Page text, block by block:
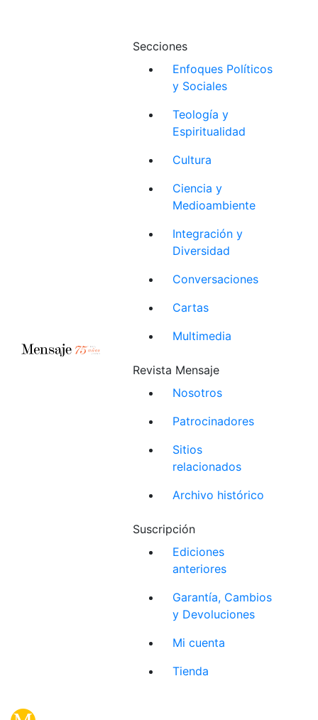
Secciones
Enfoques Políticos
y Sociales
Teología y
Espiritualidad
Cultura
Ciencia y
Medioambiente
Integración y
Diversidad
Conversaciones
Cartas
Multimedia
Revista Mensaje
Nosotros
Patrocinadores
Sitios
relacionados
Archivo histórico
Suscripción
Ediciones
anteriores
Garantía, Cambios
y Devoluciones
Mi cuenta
Tienda